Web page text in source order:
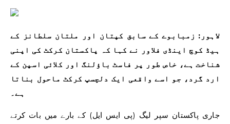
لاہور: زمبابوے کے سابق کپتان اور ملتان سلطانز کے
ہیڈ کوچ اینڈی فلاور نے کہا کہ پاکستان کرکٹ کی اپنی
شناخت ہے، خاص طور پر فاسٹ باؤلنگ اور کلائی اسپن کے
ارد گرد، جو اسے واقعی ایک دلچسپ کرکٹ ماحول بناتا
ہے۔
جاری پاکستان سپر لیگ (پی ایس ایل) کے بارے میں بات کرتے